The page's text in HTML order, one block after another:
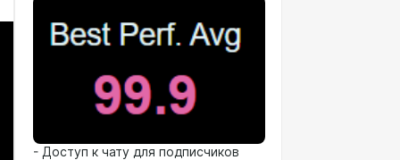
- Доступ к чату для подписчиков